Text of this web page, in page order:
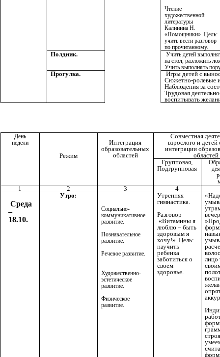
Чтение
художественной
литературы
Калинина Н.
«Помощники» Цель:
учить вести разговор
по прочитанному.
Полдник.
Учить детей
на стол, разложить
Учить выполнять
Прогулка.
Игры детей с
Сюжетно-ролевые
Наблюдения за
Трудовая
воспитывать
День
недели
Режим
Интеграция
образовательных
областей
Совместная
взрослого и
интеграции
областей
Групповая,
Подгрупповая
1 2 3 4
Среда
–
18.10.
Утро:
Социально-
коммуникативное
развитие.
Познавательное
развитие.
Речевое развитие.
Художественно-
эстетическое
развитие.
Физическое
развитие.
Утренняя
гимнастика.
Разговор
«Витамины я
люблю – быть
здоровым я
хочу!». Цель:
научить
ребенка
заботиться о
своем
здоровье.
лицо